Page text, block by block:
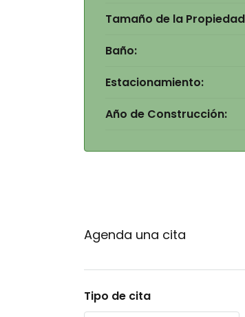
Tamaño de la
Baño:
Estacionamiento:
Año de Construcción:
Agenda una cita
Tipo de cita